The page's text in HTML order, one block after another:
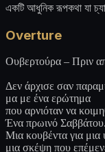
একটি আধুনিক রূপকথা যা
Overture
Ουβερτούρα – Πριν
Δεν άρχισε σαν
μα με ένα ερώτημα
που αρνιόταν να
Ένα πρωινό Σαββάτου.
Μια κουβέντα για
μια σκέψη που